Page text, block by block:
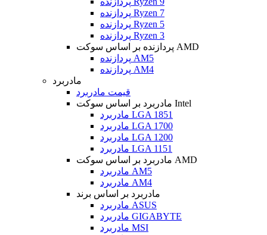
پردازنده Ryzen 7
پردازنده Ryzen 5
پردازنده Ryzen 3
پردازنده بر اساس سوکت AMD
پردازنده AM5
پردازنده AM4
مادربرد
قیمت مادربرد
مادربرد بر اساس سوکت Intel
مادربرد LGA 1851
مادربرد LGA 1700
مادربرد LGA 1200
مادربرد LGA 1151
مادربرد بر اساس سوکت AMD
مادربرد AM5
مادربرد AM4
مادربرد بر اساس برند
مادربرد ASUS
مادربرد GIGABYTE
مادربرد MSI